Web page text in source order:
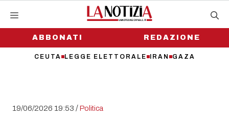
contenutoABBONATI
CEUTA LEGGE ELETTORALE IRAN GAZA
REDAZIONE
19/06/2026 19:53 /Politica